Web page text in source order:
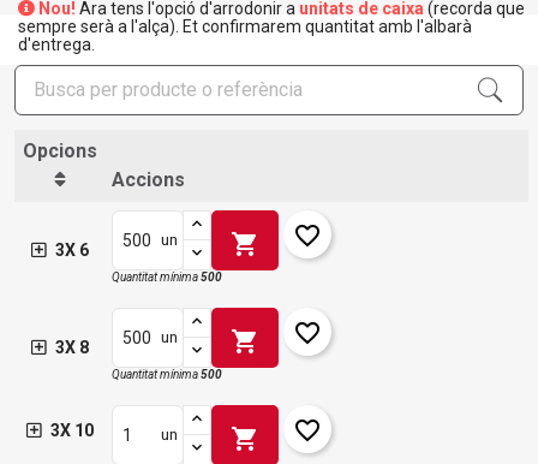
Nou! Ara tens l'opció d'arrodonir a unitats de caixa (recorda que
sempre serà a l'alça). Et confirmarem quantitat amb l'albarà
d'entrega.
Opcions
Accions
3X 6
un shopping_cart favorite_border
Quantitat mínima500
3X 8
un shopping_cart favorite_border
Quantitat mínima500
3X 10 un shopping_cart favorite_border